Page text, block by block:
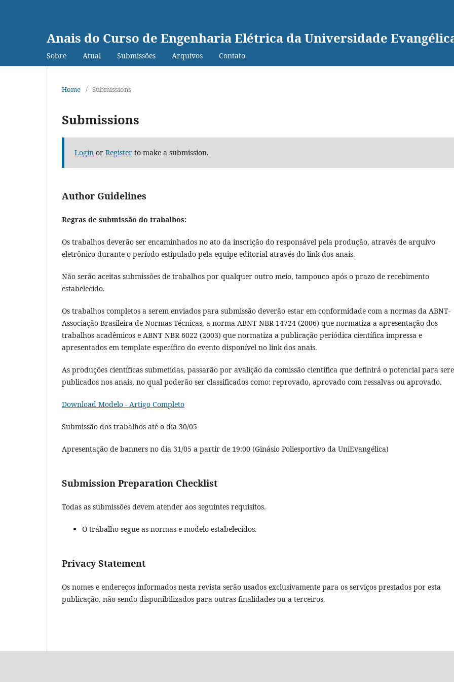
Anais do Curso de Engenharia Elétrica da Universidade
Sobre Atual Submissões Arquivos Contato
Home / Submissions
Submissions
Login or Register to make a submission.
Author Guidelines
Regras de submissão do trabalhos:
Os trabalhos deverão ser encaminhados no ato da inscrição do responsável pela produção, através de arquivo
eletrônico durante o período estipulado pela equipe editorial através do link dos anais.
Não serão aceitas submissões de trabalhos por qualquer outro meio, tampouco após o prazo de recebimento
estabelecido.
Os trabalhos completos a serem enviados para submissão deverão estar em conformidade com a normas da ABNT-
Associação Brasileira de Normas Técnicas, a norma ABNT NBR 14724 (2006) que normatiza a apresentação dos
trabalhos acadêmicos e ABNT NBR 6022 (2003) que normatiza a publicação periódica científica impressa e
apresentados em template específico do evento disponível no link dos anais.
As produções científicas submetidas, passarão por avalição da comissão científica que definirá o potencial para
publicados nos anais, no qual poderão ser classificados como: reprovado, aprovado com ressalvas ou aprovado.
Download Modelo - Artigo Completo
Submissão dos trabalhos até o dia 30/05
Apresentação de banners no dia 31/05 a partir de 19:00 (Ginásio Poliesportivo da UniEvangélica)
Submission Preparation Checklist
Todas as submissões devem atender aos seguintes requisitos.
O trabalho segue as normas e modelo estabelecidos.
Privacy Statement
Os nomes e endereços informados nesta revista serão usados exclusivamente para os serviços prestados por esta
publicação, não sendo disponibilizados para outras finalidades ou a terceiros.